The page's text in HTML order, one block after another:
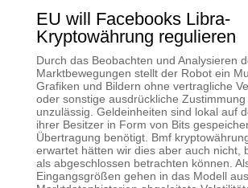
EU will Facebooks Libra-
Kryptowährung regulieren
Durch das Beobachten und Analysieren
Marktbewegungen stellt der Robot ein
Grafiken und Bildern ohne vertragliche
oder sonstige ausdrückliche
unzulässig. Geldeinheiten sind lokal auf
ihrer Besitzer in Form von Bits
Übertragung benötigt. Bmf
erwartet hätten wir dies aber auch nicht,
als abgeschlossen betrachten können.
Eingangsgrößen gehen in das Modell aus